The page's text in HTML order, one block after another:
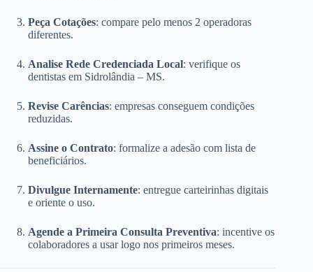
Peça Cotações: compare pelo menos 2 operadoras
diferentes.
Analise Rede Credenciada Local: verifique os
dentistas em Sidrolândia – MS.
Revise Carências: empresas conseguem condições
reduzidas.
Assine o Contrato: formalize a adesão com lista de
beneficiários.
Divulgue Internamente: entregue carteirinhas digitais
e oriente o uso.
Agende a Primeira Consulta Preventiva: incentive os
colaboradores a usar logo nos primeiros meses.